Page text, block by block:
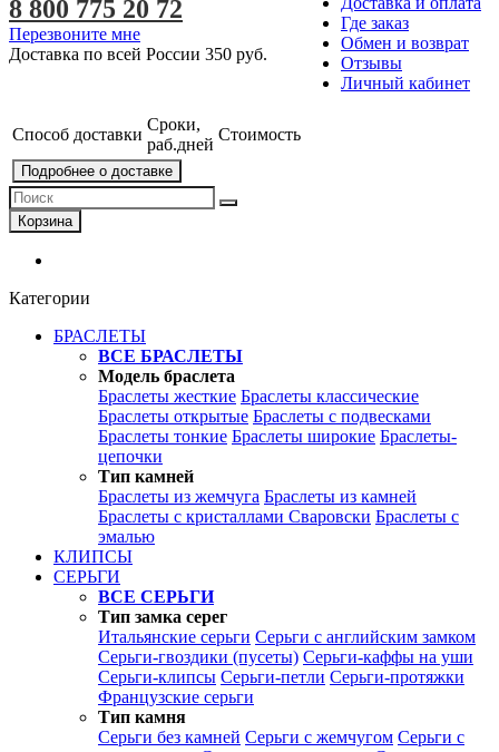
Где заказ
Обмен и возврат
Отзывы
Личный кабинет
8 800 775 20 72
Перезвоните мне
Доставка по всей России 350 руб.
Способ доставки
Сроки,
раб.дней
Стоимость
Подробнее о доставке
Корзина
Категории
БРАСЛЕТЫ
ВСЕ БРАСЛЕТЫ
Модель браслета
Браслеты жесткие Браслеты классические
Браслеты открытые Браслеты с подвесками
Браслеты тонкие Браслеты широкие Браслеты-
цепочки
Тип камней
Браслеты из жемчуга Браслеты из камней
Браслеты с кристаллами Сваровски Браслеты с
эмалью
КЛИПСЫ
СЕРЬГИ
ВСЕ СЕРЬГИ
Тип замка серег
Итальянские серьги Серьги с английским замком
Серьги-гвоздики (пусеты) Серьги-каффы на уши
Серьги-клипсы Серьги-петли Серьги-протяжки
Французские серьги
Тип камня
Серьги без камней Серьги с жемчугом Серьги с